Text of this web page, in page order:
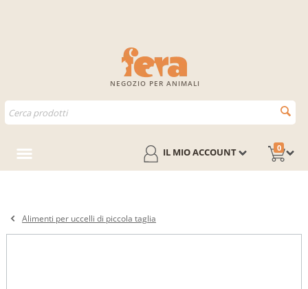
NEGOZIO PER ANIMALI
0
IL MIO ACCOUNT
Alimenti per uccelli di piccola taglia